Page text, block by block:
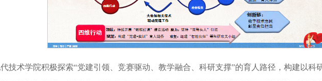
技术学院积极探索“党建引领、竞赛驱动、教学融合、科研支撑”的育人路径，构建以科